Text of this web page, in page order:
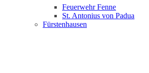
Feuerwehr Fenne
St. Antonius von Padua
Fürstenhausen